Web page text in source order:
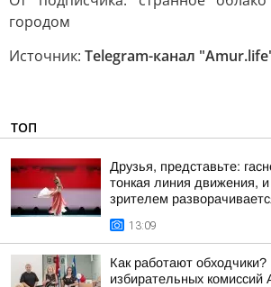
городом
Источник: Telegram-канал
ТОП
Друзья, представьте:
тонкая линия движения,
зрителем
13:09
Как работают
избирательных комиссий